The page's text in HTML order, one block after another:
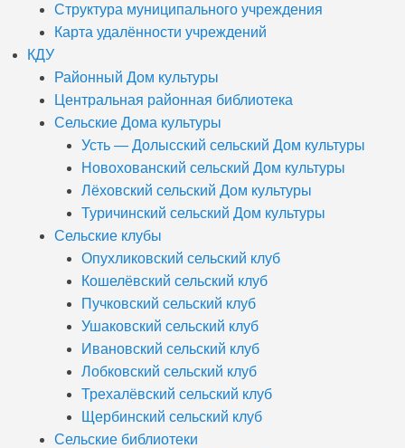
Структура муниципального учреждения
Карта удалённости учреждений
КДУ
Районный Дом культуры
Центральная районная библиотека
Сельские Дома культуры
Усть — Долысский сельский Дом культуры
Новохованский сельский Дом культуры
Лёховский сельский Дом культуры
Туричинский сельский Дом культуры
Сельские клубы
Опухликовский сельский клуб
Кошелёвский сельский клуб
Пучковский сельский клуб
Ушаковский сельский клуб
Ивановский сельский клуб
Лобковский сельский клуб
Трехалёвский сельский клуб
Щербинский сельский клуб
Сельские библиотеки